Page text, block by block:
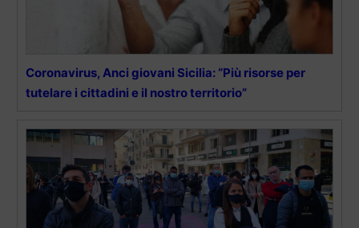
Coronavirus, Anci giovani Sicilia: “Più risorse per
tutelare i cittadini e il nostro territorio”